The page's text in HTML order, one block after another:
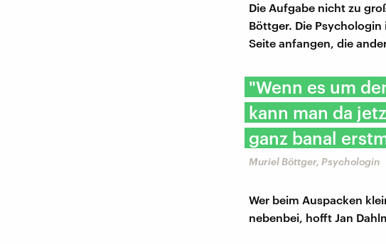
Die Aufgabe nicht zu
Böttger. Die
Seite anfangen, die
"Wenn es um
kann man da
ganz banal
Muriel Böttger, Psychologin
Wer beim Auspacken
nebenbei, hofft Jan